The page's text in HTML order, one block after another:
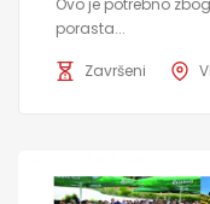
Ovo je potrebno
porasta...
Završeni